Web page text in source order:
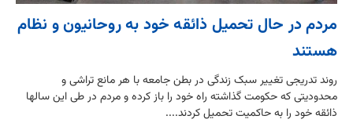
مردم در حال تحمیل ذائقه خود به روحانیون و نظام
هستند
روند تدریجی تغییر سبک زندگی در بطن جامعه با هر مانع تراشی و
محدودیتی که حکومت گذاشته راه خود را باز کرده و مردم در طی این سالها
ذائقه خود را به حاکمیت تحمیل کردند....